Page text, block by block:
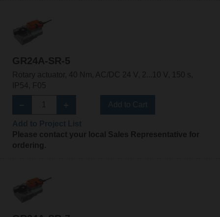
GR24A-SR-5
Rotary actuator, 40 Nm, AC/DC 24 V, 2...10 V, 150 s,
IP54, F05
Please contact your local Sales Representative for
ordering.